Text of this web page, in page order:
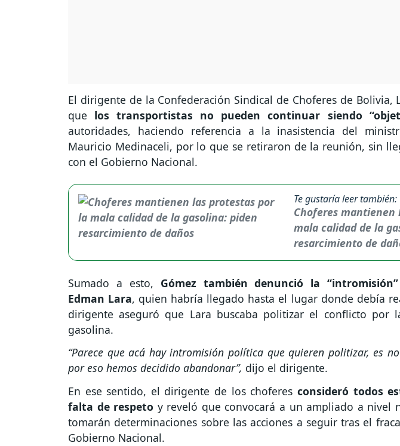
El dirigente de la Confederación Sindical de Choferes de Bolivia,
que los transportistas no pueden continuar siendo
autoridades, haciendo referencia a la inasistencia del
Mauricio Medinaceli, por lo que se retiraron de la reunión, sin
con el Gobierno Nacional.
Te gustaría leer también:
Choferes mantienen
mala calidad de la
resarcimiento de
Sumado a esto, Gómez también denunció la
Edman Lara, quien habría llegado hasta el lugar donde debía
dirigente aseguró que Lara buscaba politizar el conflicto por
gasolina.
“Parece que acá hay intromisión política que quieren politizar, es
por eso hemos decidido abandonar”, dijo el dirigente.
En ese sentido, el dirigente de los choferes consideró todos
falta de respeto y reveló que convocará a un ampliado a nivel
tomarán determinaciones sobre las acciones a seguir tras el
Gobierno Nacional.